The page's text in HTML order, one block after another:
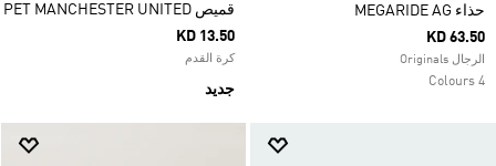
حذاء MEGARIDE AG
KD 63.50
الرجال Originals
4 Colours
قميص PET MANCHESTER UNITED
KD 13.50
كرة القدم
جديد